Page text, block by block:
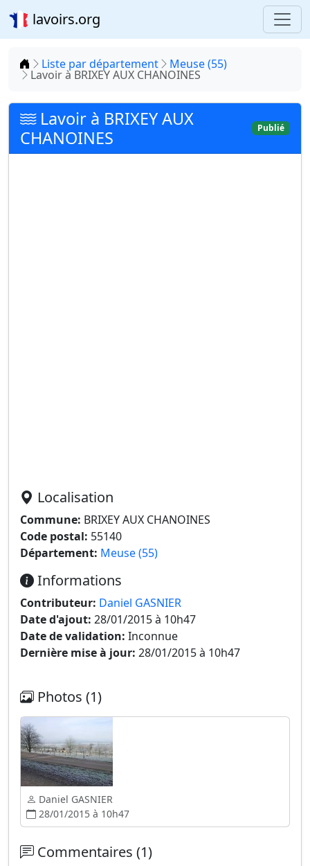
lavoirs.org
Accueil
Liste par département Meuse (55)
Lavoir à BRIXEY AUX CHANOINES
Lavoir à BRIXEY AUX
CHANOINES
Publié
Localisation
Commune: BRIXEY AUX CHANOINES
Code postal: 55140
Département: Meuse (55)
Informations
Contributeur: Daniel GASNIER
Date d'ajout: 28/01/2015 à 10h47
Date de validation: Inconnue
Dernière mise à jour: 28/01/2015 à 10h47
Photos (1)
Daniel GASNIER
28/01/2015 à 10h47
Commentaires (1)